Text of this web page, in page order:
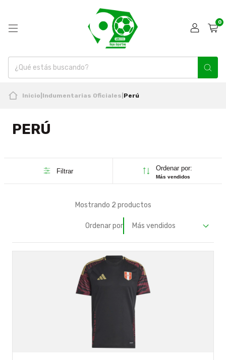
0
Inicio Indumentarias Oficiales Perú
PERÚ
Filtrar Ordenar por:
Más vendidos
Mostrando 2 productos
Ordenar por